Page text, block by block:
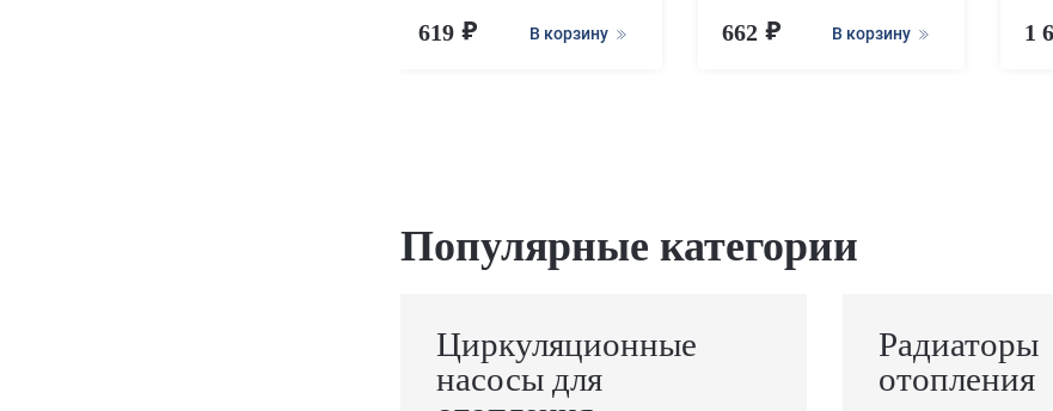
619 В корзину 662 В корзину 1
Популярные категории
Циркуляционные
насосы для
Радиаторы
отопления